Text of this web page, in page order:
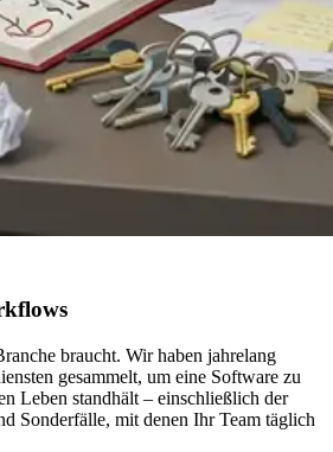
braucht. Wir haben jahrelang
gesammelt, um eine Software zu
Leben standhält – einschließlich der
Sonderfälle, mit denen Ihr Team täglich